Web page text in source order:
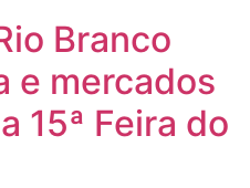
Branco
e mercados
15ª Feira do